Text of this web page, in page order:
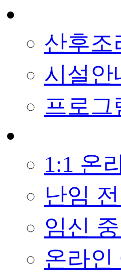
산후조
시설안
프로그
1:1 온
난임
임신
온라인